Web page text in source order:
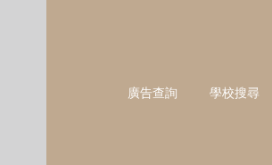
廣告查詢 學校搜尋